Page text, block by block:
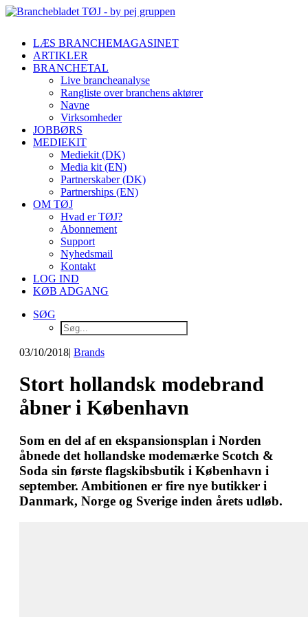
LÆS BRANCHEMAGASINET
ARTIKLER
BRANCHETAL
Live brancheanalyse
Rangliste over branchens aktører
Navne
Virksomheder
JOBBØRS
MEDIEKIT
Mediekit (DK)
Media kit (EN)
Partnerskaber (DK)
Partnerships (EN)
OM TØJ
Hvad er TØJ?
Abonnement
Support
Nyhedsmail
Kontakt
LOG IND
KØB ADGANG
SØG
03/10/2018| Brands
Stort hollandsk modebrand
åbner i København
Som en del af en ekspansionsplan i Norden
åbnede det hollandske modemærke Scotch &
Soda sin første flagskibsbutik i København i
september. Ambitionen er fire nye butikker i
Danmark, Norge og Sverige inden årets udløb.